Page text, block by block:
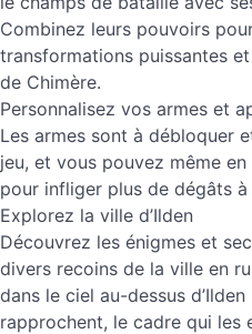
Combinez leurs pouvoirs
transformations puissantes
de Chimère.
Personnalisez vos armes et
Les armes sont à débloquer
jeu, et vous pouvez même
pour infliger plus de dégâts à
Explorez la ville d’Ilden
Découvrez les énigmes et
divers recoins de la ville en
dans le ciel au-dessus
rapprochent, le cadre qui les